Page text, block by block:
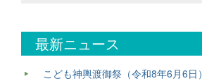
最新ニュース
こども神輿渡御祭（令和8年6月6日）